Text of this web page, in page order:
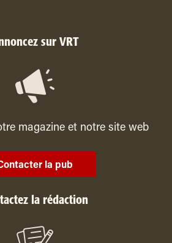
sur VRT
magazine et notre site web
la pub
la rédaction